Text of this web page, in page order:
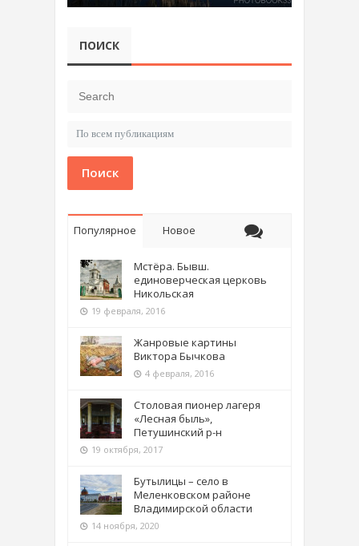
ПОИСК
Поиск
Популярное Новое
Мстёра. Бывш.
единоверческая церковь
Никольская
19 февраля, 2016
Жанровые картины
Виктора Бычкова
4 февраля, 2016
Столовая пионер лагеря
«Лесная быль»,
Петушинский р-н
19 октября, 2017
Бутылицы – село в
Меленковском районе
Владимирской области
14 ноября, 2020